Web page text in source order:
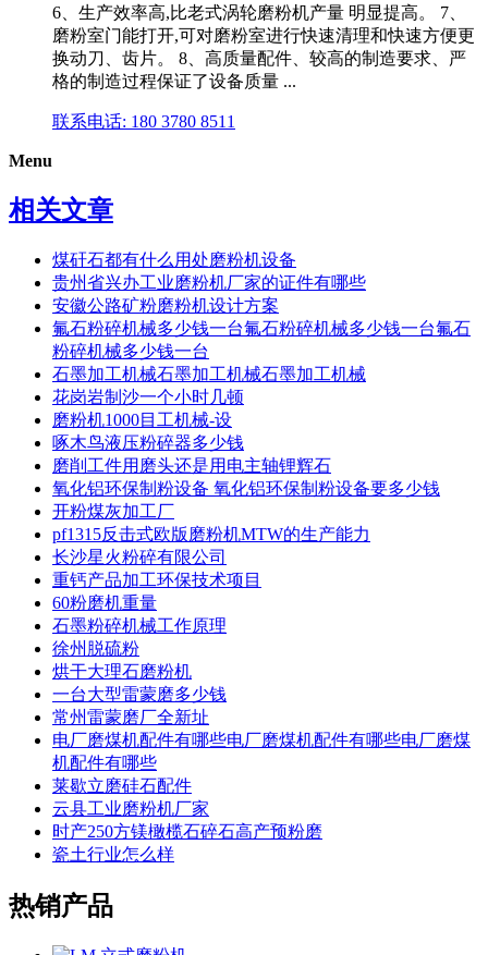
6、生产效率高,比老式涡轮磨粉机产量 明显提高。 7、
磨粉室门能打开,可对磨粉室进行快速清理和快速方便更
换动刀、齿片。 8、高质量配件、较高的制造要求、严
格的制造过程保证了设备质量 ...
联系电话: 180 3780 8511
Menu
相关文章
煤矸石都有什么用处磨粉机设备
贵州省兴办工业磨粉机厂家的证件有哪些
安徽公路矿粉磨粉机设计方案
氟石粉碎机械多少钱一台氟石粉碎机械多少钱一台氟石
粉碎机械多少钱一台
石墨加工机械石墨加工机械石墨加工机械
花岗岩制沙一个小时几顿
磨粉机1000目工机械-设
啄木鸟液压粉碎器多少钱
磨削工件用磨头还是用电主轴锂辉石
氧化铝环保制粉设备 氧化铝环保制粉设备要多少钱
开粉煤灰加工厂
pf1315反击式欧版磨粉机MTW的生产能力
长沙星火粉碎有限公司
重钙产品加工环保技术项目
60粉磨机重量
石墨粉碎机械工作原理
徐州脱硫粉
烘干大理石磨粉机
一台大型雷蒙磨多少钱
常州雷蒙磨厂全新址
电厂磨煤机配件有哪些电厂磨煤机配件有哪些电厂磨煤
机配件有哪些
莱歇立磨硅石配件
云县工业磨粉机厂家
时产250方镁橄榄石碎石高产预粉磨
瓷土行业怎么样
热销产品